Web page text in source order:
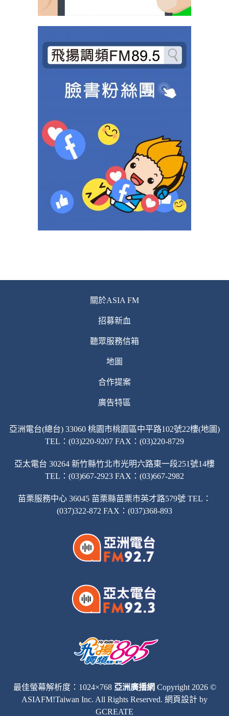
關於ASIA FM
招募新血
聽眾服務信箱
地圖
合作提案
廣告特區
亞洲電台(總台) 33060 桃園市桃園區中平路102號22樓(地圖)
TEL：(03)220-9207 FAX：(03)220-8729
亞太電台 30264 新竹縣竹北市光明六路東一段251號14樓
TEL：(03)667-2923 FAX：(03)667-2982
苗栗服務中心 36045 苗栗縣苗栗市英才路579號 TEL：
(037)322-872 FAX：(037)368-893
最佳螢幕解析度：1024×768 亞洲廣播網 Copyright 2026 ©
ASIAFM!Taiwan Inc. All Rights Reserved. 網頁設計 by
GCREATE